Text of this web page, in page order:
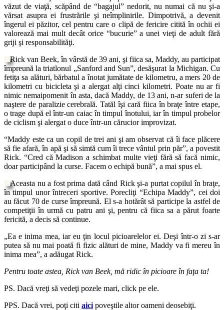
văzut de viaţă, scăpând de “bagajul” nedorit, nu numai că nu şi-a
vărsat asupra ei frustrările şi neîmplinirile. Dimpotrivă, a devenit
îngerul ei păzitor, cel pentru care o clipă de fericire citită în ochii ei
valorează mai mult decât orice “bucurie” a unei vieţi de adult fără
griji şi responsabilităţi.
Rick van Beek, în vârstă de 39 ani, şi fiica sa, Maddy, au participat
împreună la triatlonul „Sanford and Sun”, desăşurat la Michigan. Cu
fetiţa sa alături, bărbatul a înotat jumătate de kilometru, a mers 20 de
kilometri cu bicicleta şi a alergat alţi cinci kilometri. Poate nu ar fi
nimic nemaipomenit în asta, dacă Maddy, de 13 ani, n-ar suferi de la
naştere de paralizie cerebrală. Tatăl îşi cară fiica în braţe între etape,
o trage după el într-un caiac în timpul înotului, iar în timpul probelor
de ciclism şi alergat o duce într-un cărucior improvizat.
“Maddy este ca un copil de trei ani şi am observat că îi face plăcere
să fie afară, în apă şi să simtă cum îi trece vântul prin păr”, a povestit
Rick. “Cred că Madison a schimbat multe vieţi fără să facă nimic,
doar participând la curse. Facem o echipă bună”, a mai spus el.
Aceasta nu a fost prima dată când Rick şi-a purtat copilul în braţe,
în timpul unor întreceri sportive. Porecliţi “Echipa Maddy”, cei doi
au făcut 70 de curse împreună. El s-a hotărât să participe la astfel de
competiţii în urmă cu patru ani şi, pentru că fiica sa a părut foarte
fericită, a decis să continue.
„Ea e inima mea, iar eu ţin locul picioarelelor ei. Deşi într-o zi s-ar
putea să nu mai poată fi fizic alături de mine, Maddy va fi mereu în
inima mea”, a adăugat Rick.
Pentru toate astea, Rick van Beek, mă ridic în picioare în faţa ta!
PS. Dacă vreţi să vedeţi pozele mari, click pe ele.
PPS. Dacă vrei, poţi citi aici poveştile altor oameni deosebiţi.